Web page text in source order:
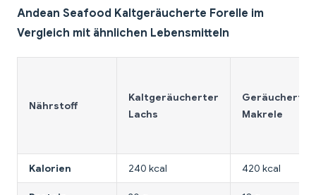
Andean Seafood Kaltgeräucherte Forelle im
Vergleich mit ähnlichen Lebensmitteln
Nährstoff
Kaltgeräucherter
Lachs
Geräucherte
Makrele
Kalorien 240 kcal 420 kcal